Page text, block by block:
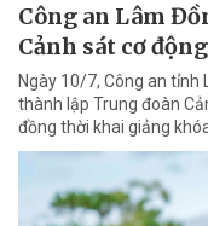
Công an Lâm
Cảnh sát cơ
Ngày 10/7, Công an tỉnh
thành lập Trung đoàn
đồng thời khai giảng